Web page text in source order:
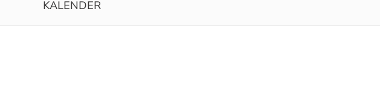
KALENDER